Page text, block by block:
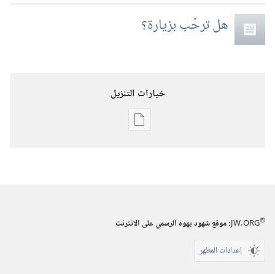
هل ترحِّب بزيارة؟‏
خيارات التنزيل
خيارات
مايو‏
JW.ORG®
:‏ موقع شهود يهوه الرسمي على الانترنت
إعدادات المظهر